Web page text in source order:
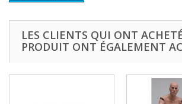
LES CLIENTS QUI ONT
PRODUIT ONT ÉGALEMENT